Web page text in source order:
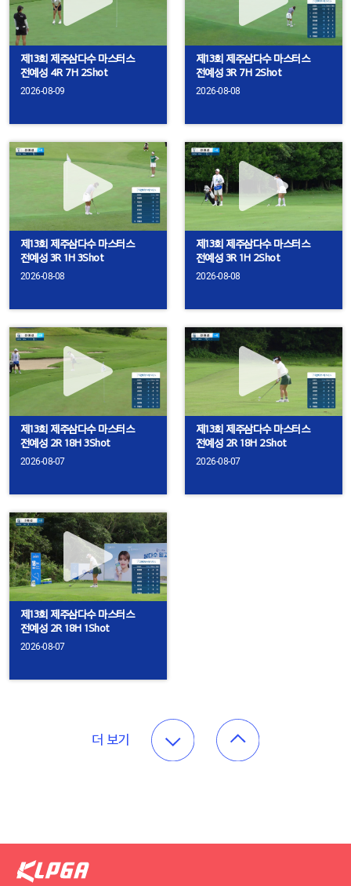
제13회 제주삼다수 마스터스
전예성 4R 7H 2Shot
2026-08-09
제13회 제주삼다수 마스터스
전예성 3R 7H 2Shot
2026-08-08
제13회 제주삼다수 마스터스
전예성 3R 1H 3Shot
2026-08-08
제13회 제주삼다수 마스터스
전예성 3R 1H 2Shot
2026-08-08
제13회 제주삼다수 마스터스
전예성 2R 18H 3Shot
2026-08-07
제13회 제주삼다수 마스터스
전예성 2R 18H 2Shot
2026-08-07
제13회 제주삼다수 마스터스
전예성 2R 18H 1Shot
2026-08-07
더 보기